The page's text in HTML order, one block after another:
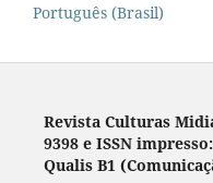
Português (Brasil)
Revista Culturas
9398 e ISSN
Qualis B1